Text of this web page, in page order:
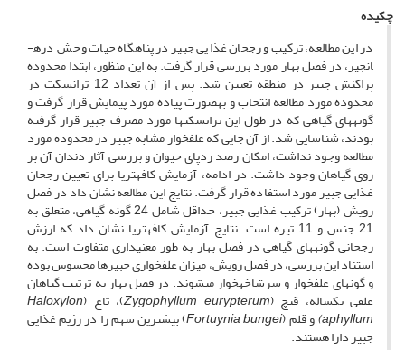
چکیده
در این مطالعه، ترکیب و رجحان غذایی جبیر در پناهگاه حیات وحش دره­
انجیر، در فصل بهار مورد بررسی قرار گرفت. به این منظور، ابتدا محدوده
پراکنش جبیر در منطقه تعیین شد. پس از آن تعداد 12 ترانسکت در
محدوده مورد مطالعه انتخاب و به­صورت پیاده مورد پیمایش قرار گرفت و
گونه­های گیاهی که در طول این ترانسکت­ها مورد مصرف جبیر قرار گرفته
بودند، شناسایی شد. از آن جایی که علفخوار مشابه جبیر در محدوده مورد
مطالعه وجود نداشت، امکان رصد رد­پای حیوان و بررسی آثار دندان آن بر
روی گیاهان وجود داشت. در ادامه، آزمایش کافه­تریا برای تعیین رجحان
غذایی جبیر مورد استفاده قرار گرفت. نتایج این مطالعه نشان داد در فصل
رویش (بهار) ترکیب غذایی جبیر، حداقل شامل 24 گونه گیاهی، متعلق به
21 جنس و 11 تیره است. نتایج آزمایش­ کافه­تریا نشان داد که ارزش
رجحانی گونه­های گیاهی در فصل بهار به طور معنی­داری متفاوت است. به
استناد این بررسی، در فصل رویش، میزان علفخواری جبیرها محسوس بوده
و گونه­ای علفخوار و سرشاخه­خوار می­شوند. در فصل بهار به ترتیب گیاهان
علفی یکساله، قیچ (Zygophyllum eurypterum)، تاغ (Haloxylon
aphyllum
)و قلم (Fortuynia bungei) بیشترین سهم را در رژیم غذایی
جبیر دارا هستند.